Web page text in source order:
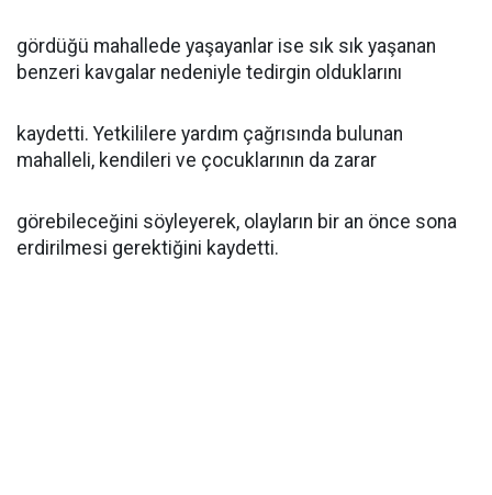
gördüğü mahallede yaşayanlar ise sık sık yaşanan
benzeri kavgalar nedeniyle tedirgin olduklarını
kaydetti. Yetkililere yardım çağrısında bulunan
mahalleli, kendileri ve çocuklarının da zarar
görebileceğini söyleyerek, olayların bir an önce sona
erdirilmesi gerektiğini kaydetti.